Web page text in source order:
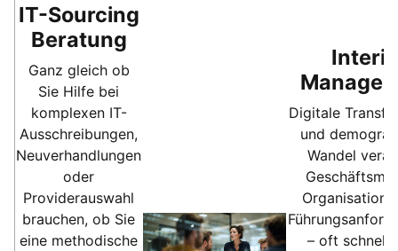
IT-Sourcing
Beratung
Ganz gleich ob
Sie Hilfe bei
komplexen IT-
Ausschreibungen,
Neuverhandlungen
oder
Providerauswahl
brauchen, ob Sie
eine methodische
Digitale
und
Wandel
– oft